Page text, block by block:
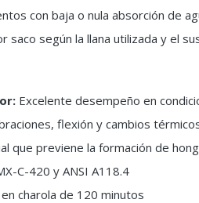
con baja o nula absorción de
saco según la llana utilizada y el
Excelente desempeño en
flexión y cambios
que previene la formación de
C-420 y ANSI A118.4
charola de 120 minutos